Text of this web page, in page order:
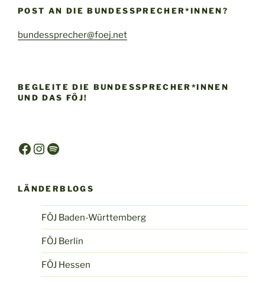
POST AN DIE BUNDESSPRECHER*INNEN?
bundessprecher@foej.net
BEGLEITE DIE BUNDESSPRECHER*INNEN
UND DAS FÖJ!
Facebook
Instagram
Spotify
LÄNDERBLOGS
FÖJ Baden-Württemberg
FÖJ Berlin
FÖJ Hessen